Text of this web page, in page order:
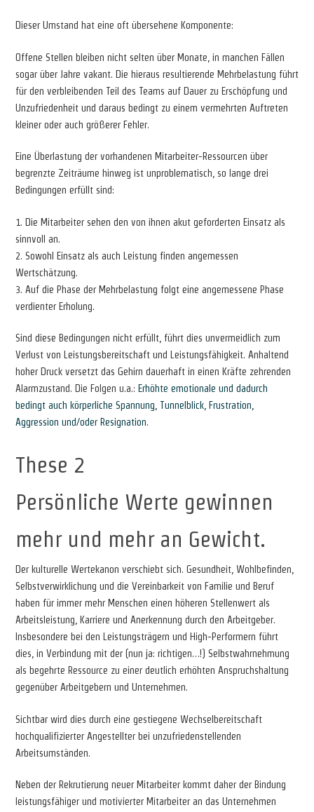
Dieser Umstand hat eine oft übersehene Komponente:
Offene Stellen bleiben nicht selten über Monate, in manchen Fällen
sogar über Jahre vakant. Die hieraus resultierende Mehrbelastung führt
für den verbleibenden Teil des Teams auf Dauer zu Erschöpfung und
Unzufriedenheit und daraus bedingt zu einem vermehrten Auftreten
kleiner oder auch größerer Fehler.
Eine Überlastung der vorhandenen Mitarbeiter-Ressourcen über
begrenzte Zeiträume hinweg ist unproblematisch, so lange drei
Bedingungen erfüllt sind:
1. Die Mitarbeiter sehen den von ihnen akut geforderten Einsatz als
sinnvoll an.
2. Sowohl Einsatz als auch Leistung finden angemessen
Wertschätzung.
3. Auf die Phase der Mehrbelastung folgt eine angemessene Phase
verdienter Erholung.
Sind diese Bedingungen nicht erfüllt, führt dies unvermeidlich zum
Verlust von Leistungsbereitschaft und Leistungsfähigkeit. Anhaltend
hoher Druck versetzt das Gehirn dauerhaft in einen Kräfte zehrenden
Alarmzustand. Die Folgen u.a.: Erhöhte emotionale und dadurch
bedingt auch körperliche Spannung, Tunnelblick, Frustration,
Aggression und/oder Resignation.
These 2
Persönliche Werte gewinnen
mehr und mehr an Gewicht.
Der kulturelle Wertekanon verschiebt sich. Gesundheit, Wohlbefinden,
Selbstverwirklichung und die Vereinbarkeit von Familie und Beruf
haben für immer mehr Menschen einen höheren Stellenwert als
Arbeitsleistung, Karriere und Anerkennung durch den Arbeitgeber.
Insbesondere bei den Leistungsträgern und High-Performern führt
dies, in Verbindung mit der (nun ja: richtigen…!) Selbstwahrnehmung
als begehrte Ressource zu einer deutlich erhöhten Anspruchshaltung
gegenüber Arbeitgebern und Unternehmen.
Sichtbar wird dies durch eine gestiegene Wechselbereitschaft
hochqualifizierter Angestellter bei unzufriedenstellenden
Arbeitsumständen.
Neben der Rekrutierung neuer Mitarbeiter kommt daher der Bindung
leistungsfähiger und motivierter Mitarbeiter an das Unternehmen